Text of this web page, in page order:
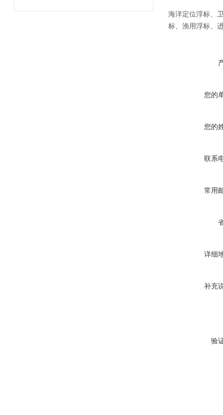
海洋定位浮标、
标、渔用浮标、
您的
您的
联系
常用
详细
补充
验